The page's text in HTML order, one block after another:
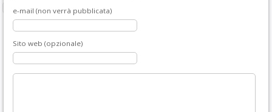
e-mail (non verrà pubblicata)
Sito web (opzionale)